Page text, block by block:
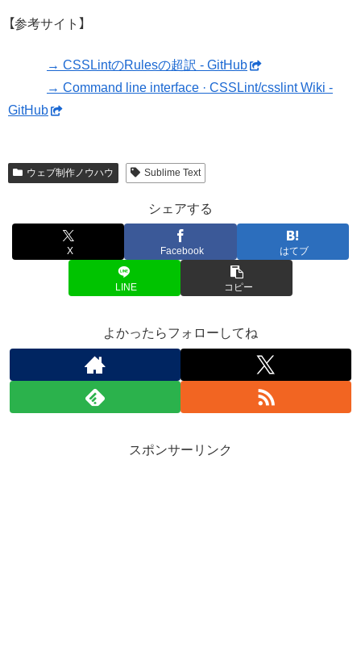
【参考サイト】
→ CSSLintのRulesの超訳 - GitHub
→ Command line interface · CSSLint/csslint Wiki -
GitHub
ウェブ制作ノウハウ Sublime Text
シェアする
X Facebook はてブ
LINE コピー
よかったらフォローしてね
スポンサーリンク